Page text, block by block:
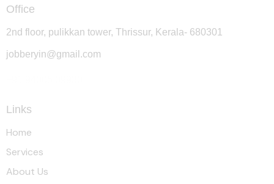
Office
2nd floor, pulikkan tower, Thrissur, Kerala- 680301
jobberyin@gmail.com
Links
Home
Services
About Us